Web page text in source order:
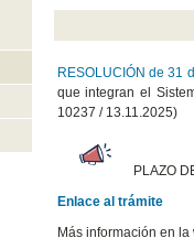
RESOLUCIÓN de 31
que integran el
10237 / 13.11.2025)
PLAZO
Enlace al trámite
Más información en la